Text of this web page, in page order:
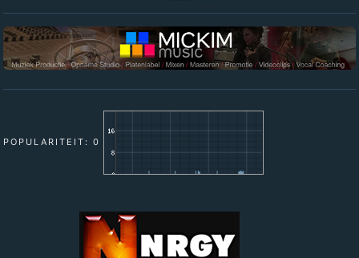
POPULARITEIT: 0